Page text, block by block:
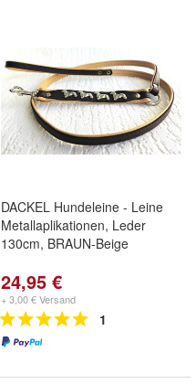
DACKEL Hundeleine - Leine
Metallaplikationen, Leder
130cm, BRAUN-Beige
24,95 €
+ 3,00 € Versand
1